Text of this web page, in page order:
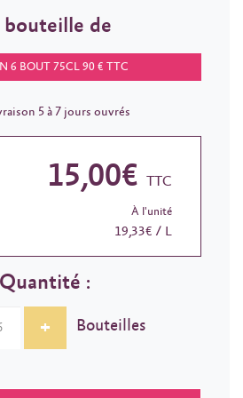
bouteille de
6 BOUT 75CL 90 € TTC
5 à 7 jours ouvrés
15,00€ TTC
À l'unité
19,33€ / L
Quantité :
+ Bouteilles